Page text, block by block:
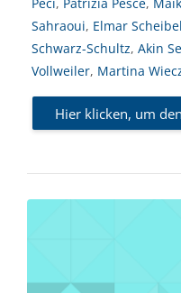
Sahraoui, Elmar Scheibel
Schwarz-Schultz, Akin
Vollweiler, Martina
Hier klicken, um